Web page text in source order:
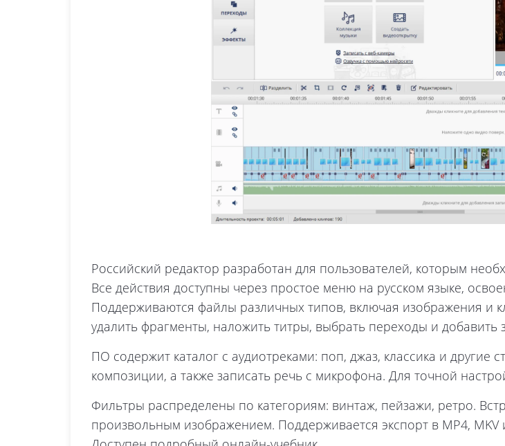
Российский редактор разработан для пользователей, которым
Все действия доступны через простое меню на русском языке,
Поддерживаются файлы различных типов, включая изображения и
удалить фрагменты, наложить титры, выбрать переходы и добавить
ПО содержит каталог с аудиотреками: поп, джаз, классика и другие
композиции, а также записать речь с микрофона. Для точной
Фильтры распределены по категориям: винтаж, пейзажи, ретро.
произвольным изображением. Поддерживается экспорт в MP4, MKV